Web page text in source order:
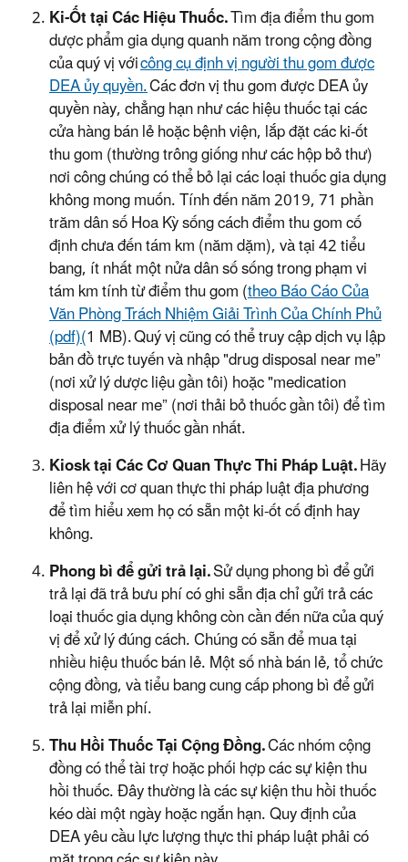
Ki-Ốt tại Các Hiệu Thuốc.Tìm địa điểm thu gom
dược phẩm gia dụng quanh năm trong cộng đồng
của quý vị vớicông cụ định vị người thu gom được
DEA ủyquyền.Các đơn vị thu gom được DEA ủy
quyền này, chẳng hạn như các hiệu thuốc tại các
cửa hàng bán lẻ hoặc bệnh viện, lắp đặt các ki-ốt
thu gom (thường trông giống như các hộp bỏ thư)
nơi công chúng có thể bỏ lại các loại thuốc gia dụng
không mong muốn. Tính đến năm 2019, 71 phần
trăm dân số Hoa Kỳ sống cách điểm thu gom cố
định chưa đến támkm(năm dặm), và tại 42 tiểu
bang, ít nhất một nửa dân số sống trong phạm vi
támkmtính từ điểm thu gom (theo Báo Cáo Của
Văn Phòng Trách Nhiệm Giải Trình Của Chính Phủ
(pdf)(1 MB). Quý vị cũng có thể truy cập dịch vụ lập
bản đồ trực tuyến và nhập "drugdisposalnearme”
(nơi xử lý dược liệu gần tôi) hoặc "medication
disposalnearme” (nơi thải bỏ thuốc gần tôi) để tìm
địa điểm xử lý thuốc gần nhất.
Kiosktại Các Cơ Quan Thực Thi Pháp Luật.Hãy
liên hệ với cơ quan thực thi pháp luật địa phương
để tìm hiểu xem họ có sẵn một ki-ốt cố định hay
không.
Phong bì để gửi trả lại.Sử dụng phong bì để gửi
trả lại đã trả bưu phí có ghi sẵn địa chỉ gửi trả các
loại thuốc gia dụng không còn cần đến nữa của quý
vị để xử lý đúng cách. Chúng có sẵn để mua tại
nhiều hiệu thuốc bán lẻ. Một số nhà bán lẻ, tổ chức
cộng đồng, và tiểu bang cung cấp phong bì để gửi
trả lại miễn phí.
Thu Hồi Thuốc Tại Cộng Đồng.Các nhóm cộng
đồng có thể tài trợ hoặc phối hợp các sự kiện thu
hồi thuốc. Đây thường là các sự kiện thu hồi thuốc
kéo dài một ngày hoặc ngắn hạn. Quy định của
DEA yêu cầu lực lượng thực thi pháp luật phải có